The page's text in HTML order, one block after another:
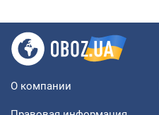
О компании